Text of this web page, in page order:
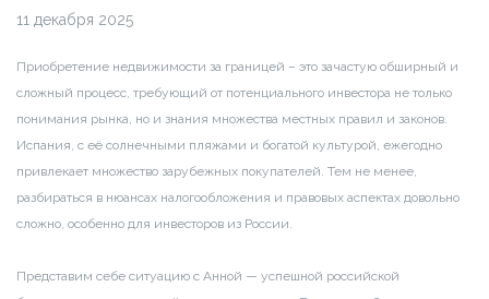
11 декабря 2025
Приобретение недвижимости за границей – это зачастую обширный и
сложный процесс, требующий от потенциального инвестора не только
понимания рынка, но и знания множества местных правил и законов.
Испания, с её солнечными пляжами и богатой культурой, ежегодно
привлекает множество зарубежных покупателей. Тем не менее,
разбираться в нюансах налогообложения и правовых аспектах довольно
сложно, особенно для инвесторов из России.
Представим себе ситуацию с Анной — успешной российской